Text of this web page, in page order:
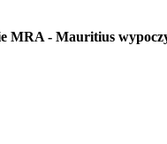
MRA - Mauritius